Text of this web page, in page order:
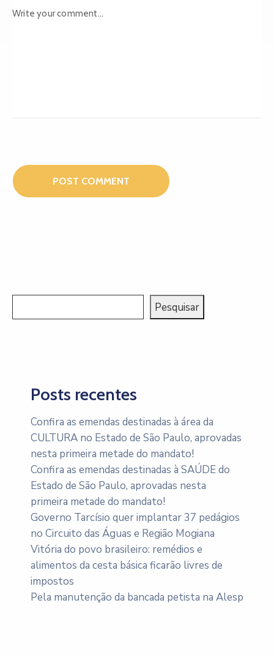
Pesquisar
Posts recentes
Confira as emendas destinadas à área da
CULTURA no Estado de São Paulo, aprovadas
nesta primeira metade do mandato!
Confira as emendas destinadas à SAÚDE do
Estado de São Paulo, aprovadas nesta
primeira metade do mandato!
Governo Tarcísio quer implantar 37 pedágios
no Circuito das Águas e Região Mogiana
Vitória do povo brasileiro: remédios e
alimentos da cesta básica ficarão livres de
impostos
Pela manutenção da bancada petista na Alesp